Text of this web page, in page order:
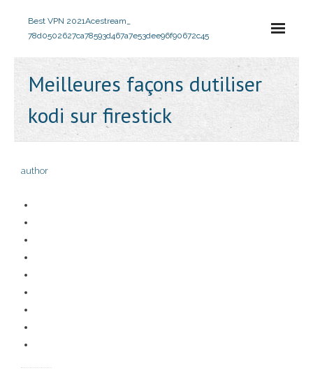
Best VPN 2021Acestream_
78d0502627ca78593d467a7e53dee96f90672c45
Meilleures façons dutiliser
kodi sur firestick
author